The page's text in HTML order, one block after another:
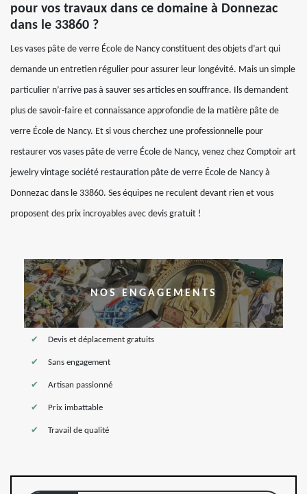
pour vos travaux dans ce domaine à Donnezac
dans le 33860 ?
Les vases pâte de verre École de Nancy constituent des objets d’art qui
demande un entretien régulier pour assurer leur longévité. Mais un simple
particulier n’arrive pas à sauver ses articles en souffrance. Ils demandent
plus de savoir-faire et connaissance approfondie de la matière pâte de
verre École de Nancy. Et si vous cherchez une professionnelle pour
restaurer vos vases pâte de verre École de Nancy, venez chez Comptoir art
jewelry vintage société restauration pâte de verre École de Nancy à
Donnezac dans le 33860. Ses équipes ne reculent devant rien et vous
proposent des prix incroyables avec devis gratuit !
NOS ENGAGEMENTS
Devis et déplacement gratuits
Sans engagement
Artisan passionné
Prix imbattable
Travail de qualité